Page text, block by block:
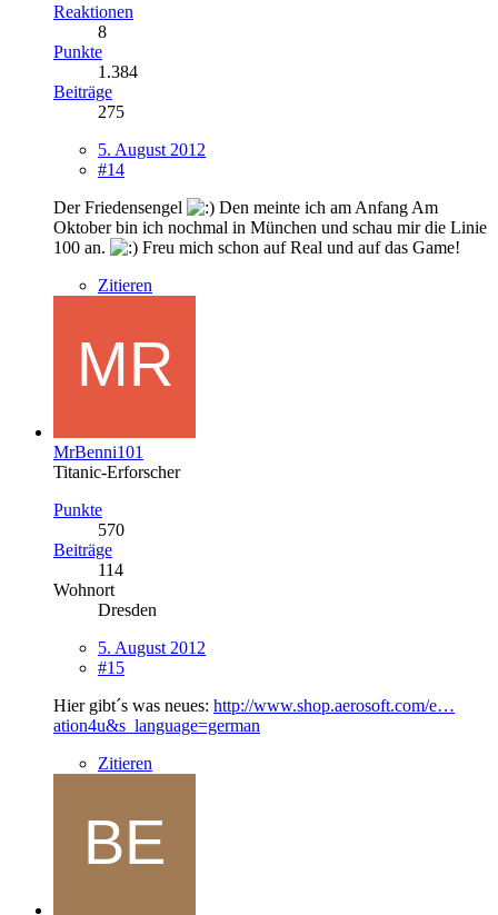
Reaktionen
8
Punkte
1.384
Beiträge
275
5. August 2012
#14
Der Friedensengel
Den meinte ich am Anfang Am
Oktober bin ich nochmal in München und schau mir die Linie
100 an.
Freu mich schon auf Real und auf das Game!
Zitieren
MrBenni101
Titanic-Erforscher
Punkte
570
Beiträge
114
Wohnort
Dresden
5. August 2012
#15
Hier gibt´s was neues: http://www.shop.aerosoft.com/e…
ation4u&s_language=german
Zitieren